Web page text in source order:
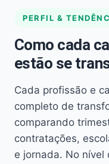
PERFIL &
Como cada
estão se
Cada profissão e
completo de
comparando
contratações,
e jornada. No nível